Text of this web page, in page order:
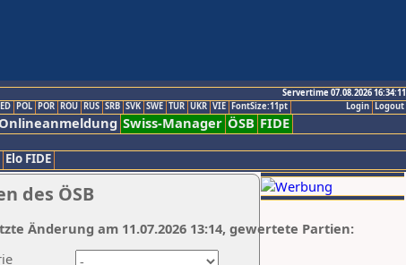
Servertime 07.08.2026 16:34:11
Logout
Login
POL POR ROU RUS SRB SVK SWE TUR UKR VIE FontSize:11pt
Onlineanmeldung Swiss-Manager ÖSB FIDE
Elo FIDE
des ÖSB
Änderung am 11.07.2026 13:14, gewertete Partien: